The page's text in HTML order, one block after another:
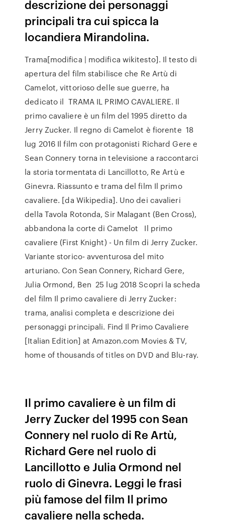
descrizione dei personaggi
principali tra cui spicca la
locandiera Mirandolina.
Trama[modifica | modifica wikitesto]. Il testo di
apertura del film stabilisce che Re Artù di
Camelot, vittorioso delle sue guerre, ha
dedicato il TRAMA IL PRIMO CAVALIERE. Il
primo cavaliere è un film del 1995 diretto da
Jerry Zucker. Il regno di Camelot è fiorente 18
lug 2016 Il film con protagonisti Richard Gere e
Sean Connery torna in televisione a raccontarci
la storia tormentata di Lancillotto, Re Artù e
Ginevra. Riassunto e trama del film Il primo
cavaliere. [da Wikipedia]. Uno dei cavalieri
della Tavola Rotonda, Sir Malagant (Ben Cross),
abbandona la corte di Camelot Il primo
cavaliere (First Knight) - Un film di Jerry Zucker.
Variante storico- avventurosa del mito
arturiano. Con Sean Connery, Richard Gere,
Julia Ormond, Ben 25 lug 2018 Scopri la scheda
del film Il primo cavaliere di Jerry Zucker:
trama, analisi completa e descrizione dei
personaggi principali. Find Il Primo Cavaliere
[Italian Edition] at Amazon.com Movies & TV,
home of thousands of titles on DVD and Blu-ray.
Il primo cavaliere è un film di
Jerry Zucker del 1995 con Sean
Connery nel ruolo di Re Artù,
Richard Gere nel ruolo di
Lancillotto e Julia Ormond nel
ruolo di Ginevra. Leggi le frasi
più famose del film Il primo
cavaliere nella scheda.